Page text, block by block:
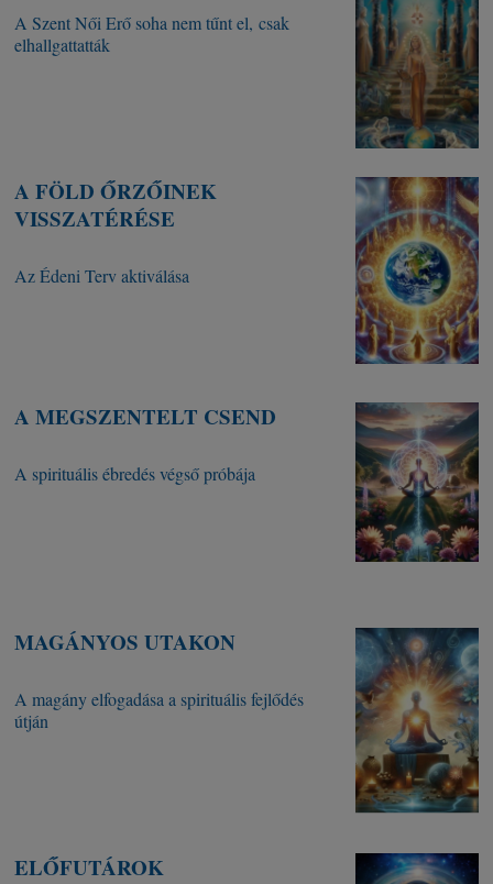
A Szent Női Erő soha nem tűnt el, csak
elhallgattatták
A FÖLD ŐRZŐINEK
VISSZATÉRÉSE
Az Édeni Terv aktiválása
A MEGSZENTELT CSEND
A spirituális ébredés végső próbája
MAGÁNYOS UTAKON
A magány elfogadása a spirituális fejlődés
útján
ELŐFUTÁROK